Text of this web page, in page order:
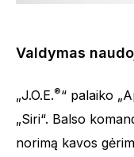
Valdymas
„J.O.E.®“ palaiko
„Siri“. Balso
norimą kavos